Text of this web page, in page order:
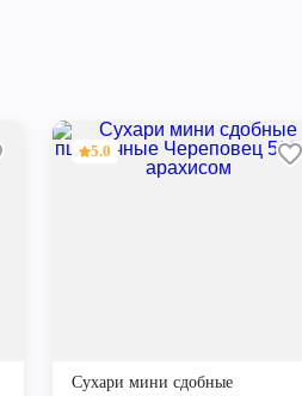
5.0
Сухари мини сдобные